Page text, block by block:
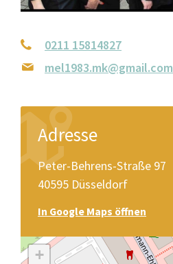
0211 15814827
mel1983.mk@gmail.com
Adresse
Peter-Behrens-Straße 97
40595 Düsseldorf
In Google Maps öffnen
+